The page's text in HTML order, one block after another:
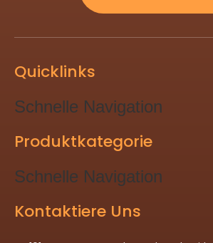
Quicklinks
Schnelle Navigation
Produktkategorie
Schnelle Navigation
Kontaktiere Uns